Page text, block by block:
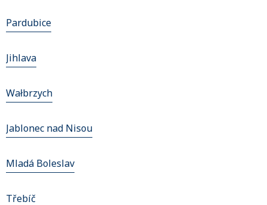
Pardubice
Jihlava
Wałbrzych
Jablonec nad Nisou
Mladá Boleslav
Třebíč